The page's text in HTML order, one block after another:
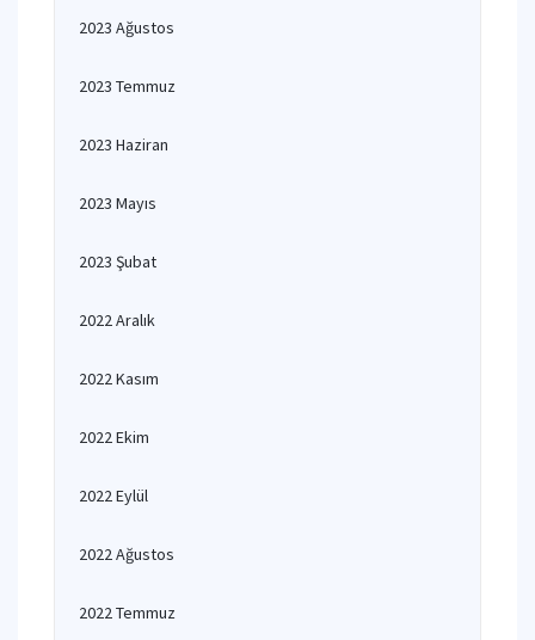
2023 Ağustos
2023 Temmuz
2023 Haziran
2023 Mayıs
2023 Şubat
2022 Aralık
2022 Kasım
2022 Ekim
2022 Eylül
2022 Ağustos
2022 Temmuz